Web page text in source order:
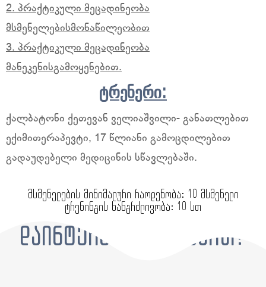
2. პრაქტიკული მეცადინეობა
მსმენელებისმონაწილეობით
3. პრაქტიკული მეცადინეობა
მანეკენისგამოყენებით.
ტრენერი:
ქალბატონი ქეთევან ველიაშვილი- განათლებით
ექიმითერაპევტი, 17 წლიანი გამოცდილებით
გადაუდებელი მედიცინის სწავლებაში.
მსმენელების მინიმალური რაოდენობა: 10 მსმენელი
ტრენინგის ხანგრძლივობა: 10 სთ
დაინტერესებული ხართ?